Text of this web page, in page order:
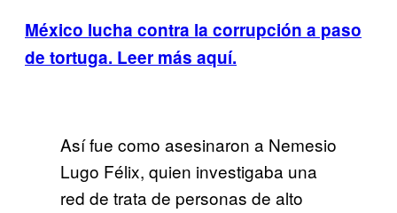
México lucha contra la corrupción a paso
de tortuga. Leer más aquí.
Así fue como asesinaron a Nemesio
Lugo Félix, quien investigaba una
red de trata de personas de alto